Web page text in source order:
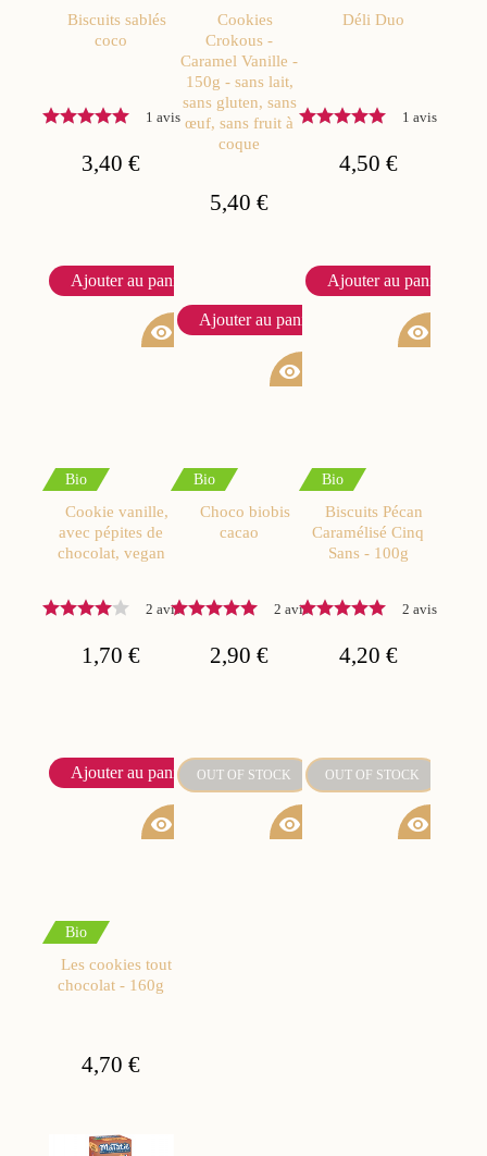
Biscuits sablés
coco
1 avis
3,40 €
Ajouter au panier
visibility
Cookies
Crokous -
Caramel Vanille -
150g - sans lait,
sans gluten, sans
œuf, sans fruit à
coque
5,40 €
Ajouter au panier
visibility
Déli Duo
1 avis
4,50 €
Ajouter au panier
visibility
Bio
Cookie vanille,
avec pépites de
chocolat, vegan
2 avis
1,70 €
Ajouter au panier
visibility
Bio
Choco biobis
cacao
2 avis
2,90 €
OUT OF STOCK
visibility
Bio
Biscuits Pécan
Caramélisé Cinq
Sans - 100g
2 avis
4,20 €
OUT OF STOCK
visibility
Bio
Les cookies tout
chocolat - 160g
4,70 €